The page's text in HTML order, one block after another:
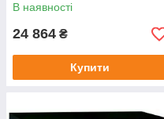
В наявності
24 864 ₴
Купити